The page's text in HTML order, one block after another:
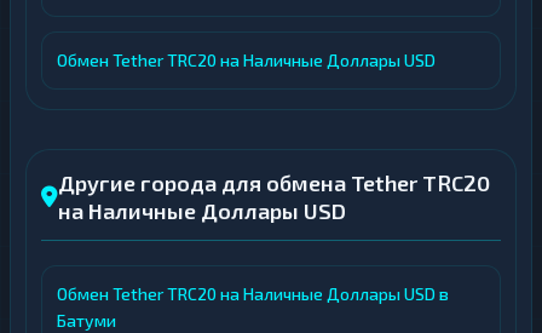
Обмен Tether TRC20 на Наличные Доллары USD
Другие города для обмена Tether TRC20
на Наличные Доллары USD
Обмен Tether TRC20 на Наличные Доллары USD в
Батуми